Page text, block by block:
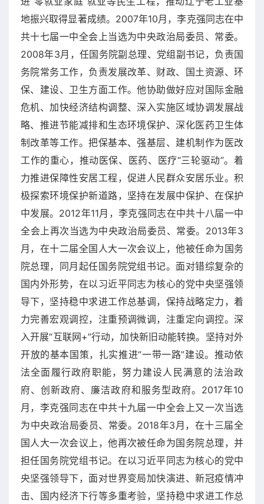
地振兴取得显著成绩。2007年10月，李克强同志在中
共十七届一中全会上当选为中央政治局委员、常委。
2008年3月，任国务院副总理、党组副书记，负责国
务院常务工作，负责发展改革、财政、国土资源、环
保、建设、卫生方面工作。他协助做好应对国际金融
危机、加快经济结构调整、深入实施区域协调发展战
略、推进节能减排和生态环境保护、深化医药卫生体
制改革等工作。把保基本、强基层、建机制作为医改
工作的重心，推动医保、医药、医疗“三轮驱动”。着
力推进保障性安居工程，促进人民群众安居乐业。积
极探索环境保护新道路，坚持在发展中保护、在保护
中发展。2012年11月，李克强同志在中共十八届一中
全会上再次当选为中央政治局委员、常委。2013年3
月，在十二届全国人大一次会议上，他被任命为国务
院总理，同月起任国务院党组书记。面对错综复杂的
国内外形势，在以习近平同志为核心的党中央坚强领
导下，坚持稳中求进工作总基调，保持战略定力，着
力完善宏观调控，注重预调微调，注重定向调控。深
入开展“互联网+”行动，加快新旧动能转换。坚持对外
开放的基本国策，扎实推进“一带一路”建设。推动依
法全面履行政府职能，努力建设人民满意的法治政
府、创新政府、廉洁政府和服务型政府。2017年10
月，李克强同志在中共十九届一中全会上又一次当选
为中央政治局委员、常委。2018年3月，在十三届全
国人大一次会议上，他再次被任命为国务院总理，并
担任国务院党组书记。在以习近平同志为核心的党中
央坚强领导下，面对世界变局加快演进、新冠疫情冲
击、国内经济下行等多重考验，坚持稳中求进工作总